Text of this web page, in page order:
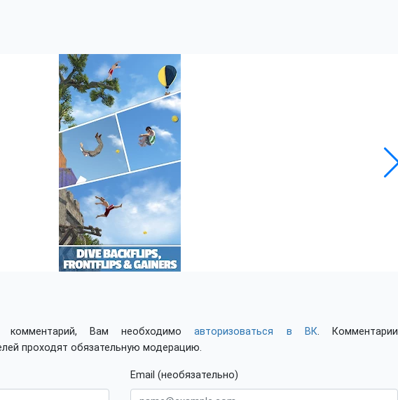
Вам необходимоавторизоваться в ВК. Комментарии
проходят обязательную модерацию.
Email (необязательно)